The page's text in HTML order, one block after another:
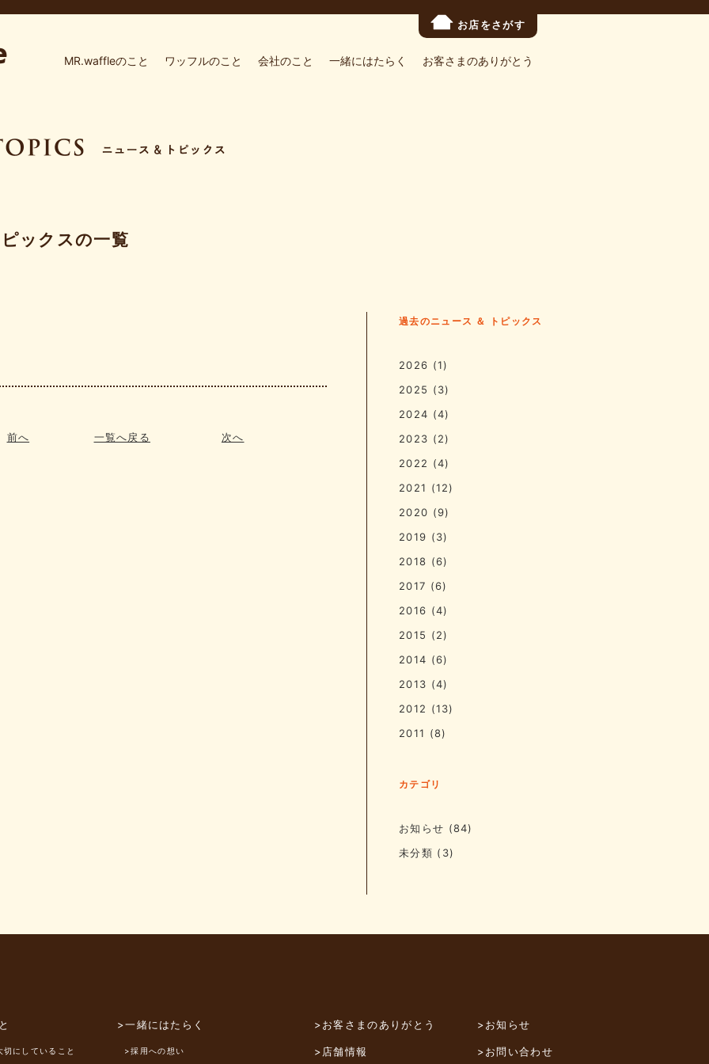
お店をさがす
MR.waffleのこと ワッフルのこと 会社のこと 一緒にはたらく お客さまのありがとう
ックスの一覧
前へ 一覧へ戻る 次へ
過去のニュース ＆ トピックス
2026 (1)
2025 (3)
2024 (4)
2023 (2)
2022 (4)
2021 (12)
2020 (9)
2019 (3)
2018 (6)
2017 (6)
2016 (4)
2015 (2)
2014 (6)
2013 (4)
2012 (13)
2011 (8)
カテゴリ
お知らせ (84)
未分類 (3)
にしていること
>一緒にはたらく
>採用への想い
>お客さまのありがとう
>店舗情報
>お知らせ
>お問い合わせ